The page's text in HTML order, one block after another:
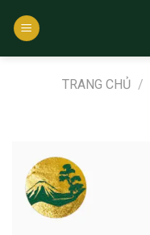
qua
TRANG CHỦ /